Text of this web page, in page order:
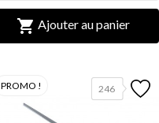
 Ajouter au panier
246
PROMO !